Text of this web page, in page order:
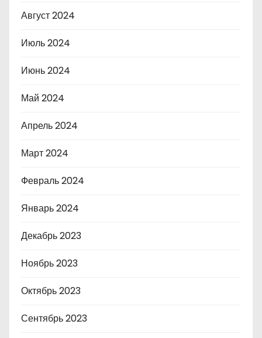
Август 2024
Июль 2024
Июнь 2024
Май 2024
Апрель 2024
Март 2024
Февраль 2024
Январь 2024
Декабрь 2023
Ноябрь 2023
Октябрь 2023
Сентябрь 2023